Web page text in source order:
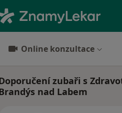
Online konzultace
zubaři s
nad Labem